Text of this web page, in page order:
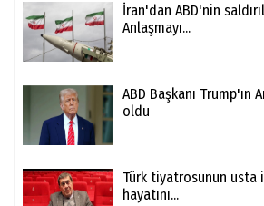
İran'dan ABD'nin
Anlaşmayı...
ABD Başkanı Trump'ın
oldu
Türk tiyatrosunun usta
hayatını...